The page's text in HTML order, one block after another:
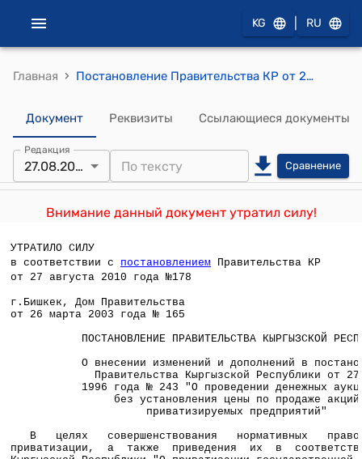
KG RU
Главная › Постановление Правительства КР от 26 марта 2003 года №165 "О внесении изменений и дополнений в постановление Правительства Кыргызской Республики от 27 мая 1996 года № 243 "О проведении денежных аукционов без установления цены по продаже акций приватизируемых предприятий"
Документ Реквизиты Ссылающиеся документы
Редакция
27.08.2010 Сравнение
Внимание данный документ утратил силу!